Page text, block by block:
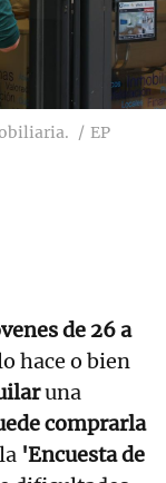
EP
de 26 a
hace o bien
una
comprarla
'Encuesta de